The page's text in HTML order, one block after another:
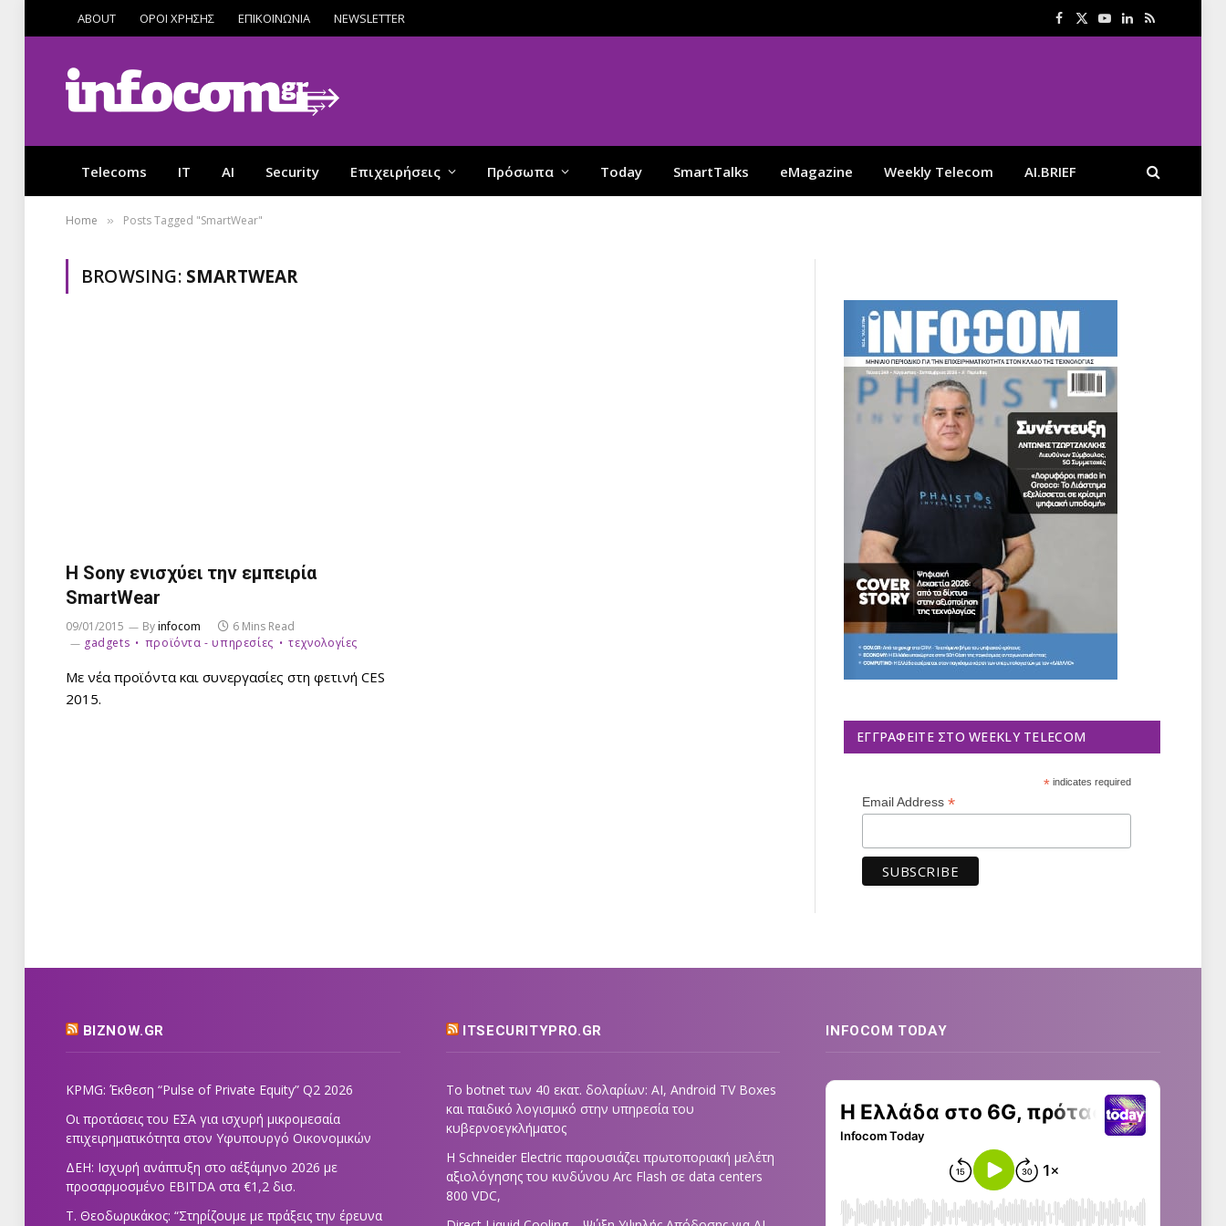
ABOUT ΟΡΟΙ ΧΡΗΣΗΣ ΕΠΙΚΟΙΝΩΝΙΑ NEWSLETTER Facebook
X
YouTube
LinkedIn
RSS
Telecoms IT AI Security Επιχειρήσεις Πρόσωπα Today SmartTalks eMagazine Weekly Telecom AI.BRIEF
Home » Posts Tagged "SmartWear"
BROWSING: SMARTWEAR
Η Sony ενισχύει την εμπειρία
SmartWear
09/01/2015 Byinfocom
6 Mins Read
gadgets
προϊόντα - υπηρεσίες τεχνολογίες
Με νέα προϊόντα και συνεργασίες στη φετινή CES
2015.
ΕΓΓΡΑΦΕΊΤΕ ΣΤΟ WEEKLY TELECOM
*indicates required
Email Address *
BIZNOW.GR
KPMG: Έκθεση “Pulse of Private Equity” Q2 2026
Οι προτάσεις του ΕΣΑ για ισχυρή μικρομεσαία
επιχειρηματικότητα στον Υφυπουργό Οικονομικών
ΔΕΗ: Ισχυρή ανάπτυξη στο α΄εξάμηνο 2026 με
προσαρμοσμένο EBITDA στα €1,2 δισ.
Τ. Θεοδωρικάκος: “Στηρίζουμε με πράξεις την έρευνα
ITSECURITYPRO.GR
Το botnet των 40 εκατ. δολαρίων: AI, Android TV Boxes
και παιδικό λογισμικό στην υπηρεσία του
κυβερνοεγκλήματος
Η Schneider Electric παρουσιάζει πρωτοποριακή μελέτη
αξιολόγησης του κινδύνου Arc Flash σε data centers
800 VDC,
INFOCOM TODAY